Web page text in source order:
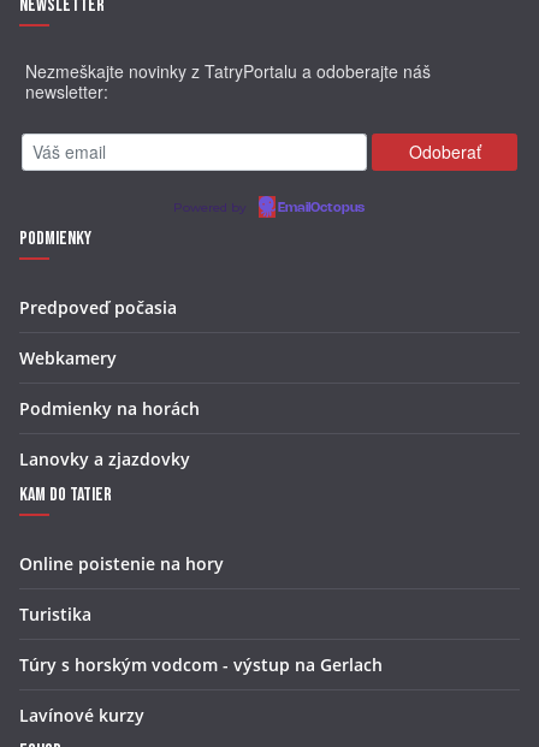
Newsletter
Nezmeškajte novinky z TatryPortalu a odoberajte náš
newsletter:
Powered by EmailOctopus
Podmienky
Predpoveď počasia
Webkamery
Podmienky na horách
Lanovky a zjazdovky
Kam do Tatier
Online poistenie na hory
Turistika
Túry s horským vodcom - výstup na Gerlach
Lavínové kurzy